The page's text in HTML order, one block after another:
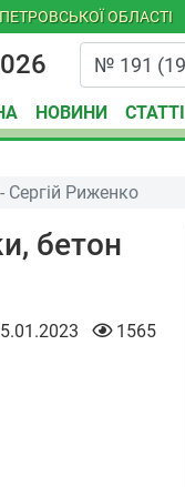
ОБЛАСТІ
НОВИНИ СТАТТІ
Сергій Риженко
бетон
1565